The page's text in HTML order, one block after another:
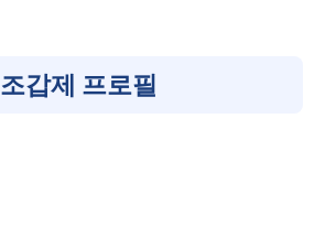
조갑제 프로필